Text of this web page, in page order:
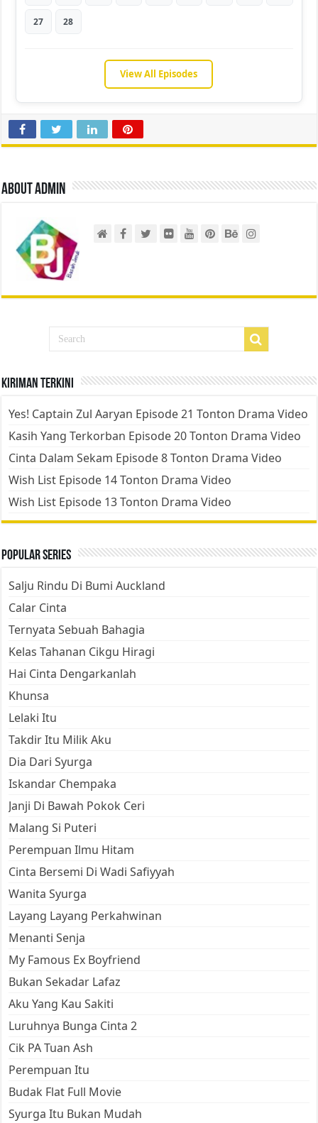
27 28
View All Episodes
About admin
Kiriman Terkini
Yes! Captain Zul Aaryan Episode 21 Tonton Drama Video
Kasih Yang Terkorban Episode 20 Tonton Drama Video
Cinta Dalam Sekam Episode 8 Tonton Drama Video
Wish List Episode 14 Tonton Drama Video
Wish List Episode 13 Tonton Drama Video
Popular Series
Salju Rindu Di Bumi Auckland
Calar Cinta
Ternyata Sebuah Bahagia
Kelas Tahanan Cikgu Hiragi
Hai Cinta Dengarkanlah
Khunsa
Lelaki Itu
Takdir Itu Milik Aku
Dia Dari Syurga
Iskandar Chempaka
Janji Di Bawah Pokok Ceri
Malang Si Puteri
Perempuan Ilmu Hitam
Cinta Bersemi Di Wadi Safiyyah
Wanita Syurga
Layang Layang Perkahwinan
Menanti Senja
My Famous Ex Boyfriend
Bukan Sekadar Lafaz
Aku Yang Kau Sakiti
Luruhnya Bunga Cinta 2
Cik PA Tuan Ash
Perempuan Itu
Budak Flat Full Movie
Syurga Itu Bukan Mudah